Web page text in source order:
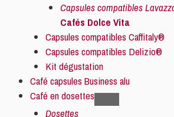
Capsules compatibles
Cafés Dolce Vita
Capsules compatibles Caffitaly®
Capsules compatibles Delizio®
Kit dégustation
Café capsules Business alu
Café en dosettes
Dosettes